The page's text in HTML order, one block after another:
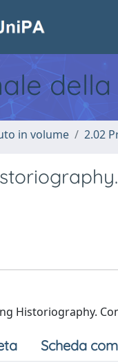
in volume 2.02
Historiography.
Scheda